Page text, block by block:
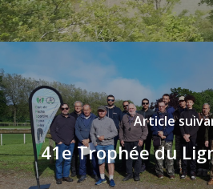
Article
41e Trophée du